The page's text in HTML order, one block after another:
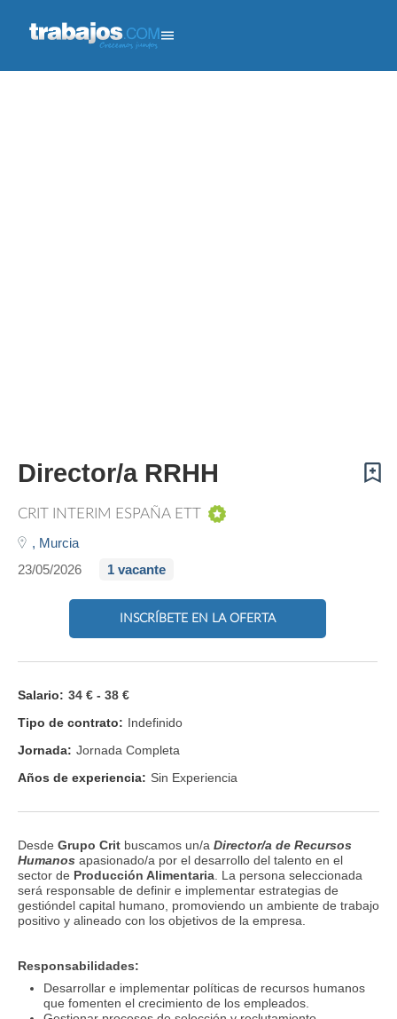
Director/a RRHH
CRIT INTERIM ESPAÑA ETT
, Murcia
23/05/2026
1 vacante
INSCRÍBETE EN LA OFERTA
Salario: 34 € - 38 €
Tipo de contrato: Indefinido
Jornada: Jornada Completa
Años de experiencia: Sin Experiencia
Desde Grupo Crit buscamos un/a Director/a de Recursos
Humanos apasionado/a por el desarrollo del talento en el
sector de Producción Alimentaria . La persona seleccionada
será responsable de definir e implementar estrategias de
gestióndel capital humano, promoviendo un ambiente de trabajo
positivo y alineado con los objetivos de la empresa.
Responsabilidades:
Desarrollar e implementar políticas de recursos humanos
que fomenten el crecimiento de los empleados.